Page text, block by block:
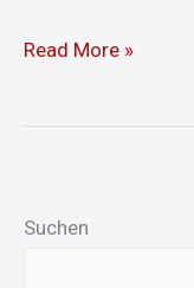
Read More »
Suchen